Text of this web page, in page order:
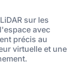
sur les
avec
précis au
virtuelle et une